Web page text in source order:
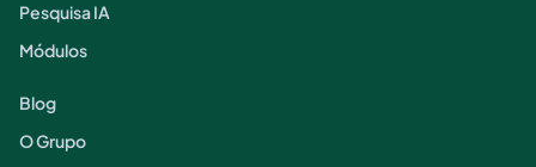
Pesquisa IA
Módulos
Blog
O Grupo